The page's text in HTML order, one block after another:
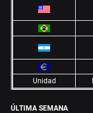
Unidad
ÚLTIMA SEMANA